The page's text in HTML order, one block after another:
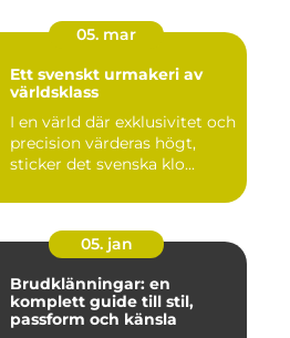
05. mar
Ett svenskt urmakeri av
världsklass
I en värld där exklusivitet och
precision värderas högt,
sticker det svenska klo...
05. jan
Brudklänningar: en
komplett guide till stil,
passform och känsla